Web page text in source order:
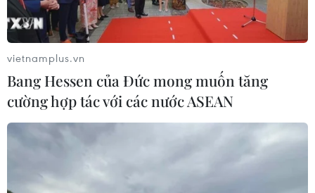
vietnamplus.vn
Bang Hessen của Đức mong muốn tăng
cường hợp tác với các nước ASEAN